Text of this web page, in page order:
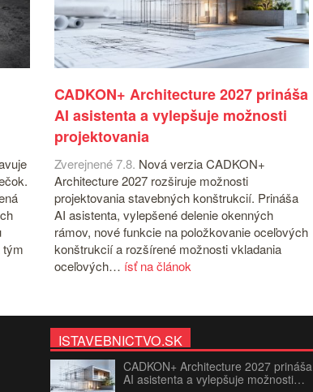
tým
CADKON+ Architecture 2027 prináša
AI asistenta a vylepšuje možnosti
projektovania
Zverejnené 7.8. Nová verzia CADKON+
Architecture 2027 rozširuje možnosti
projektovania stavebných konštrukcií. Prináša
AI asistenta, vylepšené delenie okenných
rámov, nové funkcie na položkovanie oceľových
konštrukcií a rozšírené možnosti vkladania
oceľových… ísť na článok
ISTAVEBNICTVO.SK
CADKON+ Architecture 2027 prináša
AI asistenta a vylepšuje možnosti…